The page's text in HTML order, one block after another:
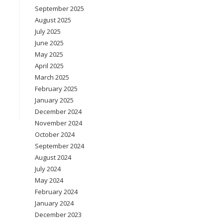
September 2025
August 2025
July 2025
June 2025
May 2025
April 2025
March 2025
February 2025
January 2025
December 2024
November 2024
October 2024
September 2024
August 2024
July 2024
May 2024
February 2024
January 2024
December 2023